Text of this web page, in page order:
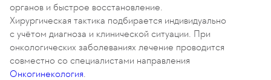
органов и быстрое восстановление.
Хирургическая тактика подбирается индивидуально
с учётом диагноза и клинической ситуации. При
онкологических заболеваниях лечение проводится
совместно со специалистами направления
Онкогинекология.